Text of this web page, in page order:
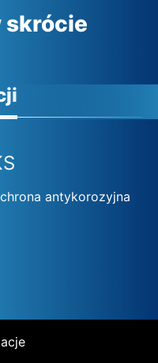
skrócie
antykorozyjna